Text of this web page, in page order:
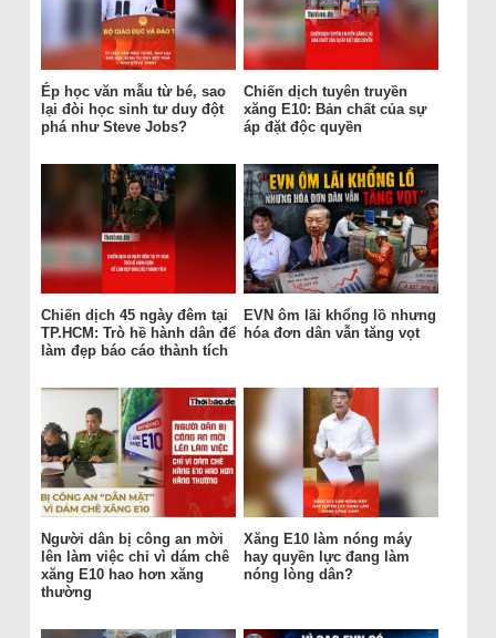
Ép học văn mẫu từ bé, sao
lại đòi học sinh tư duy đột
phá như Steve Jobs?
Chiến dịch tuyên truyền
xăng E10: Bản chất của sự
áp đặt độc quyền
Chiến dịch 45 ngày đêm tại
TP.HCM: Trò hề hành dân để
làm đẹp báo cáo thành tích
EVN ôm lãi khổng lồ nhưng
hóa đơn dân vẫn tăng vọt
Người dân bị công an mời
lên làm việc chỉ vì dám chê
xăng E10 hao hơn xăng
thường
Xăng E10 làm nóng máy
hay quyền lực đang làm
nóng lòng dân?